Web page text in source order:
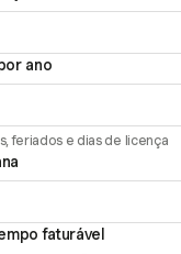
ano
feriados e dias de licença
faturável